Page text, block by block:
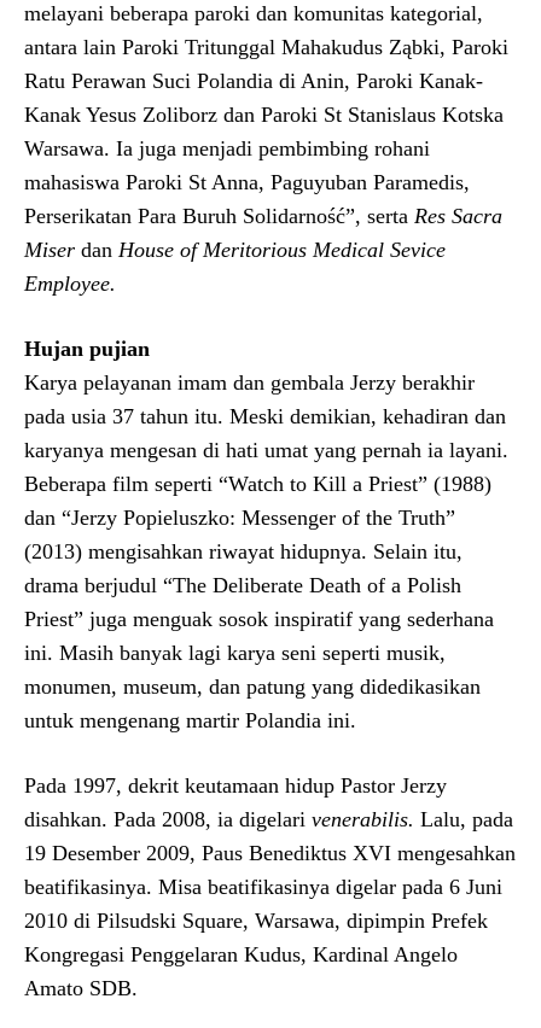
melayani beberapa paroki dan komunitas kategorial,
antara lain Paroki Tritunggal Mahakudus Ząbki, Paroki
Ratu Perawan Suci Polandia di Anin, Paroki Kanak-
Kanak Yesus Zoliborz dan Paroki St Stanislaus Kotska
Warsawa. Ia juga menjadi pembimbing rohani
mahasiswa Paroki St Anna, Paguyuban Paramedis,
Perserikatan Para Buruh Solidarność”, serta Res Sacra
Miser dan House of Meritorious Medical Sevice
Employee.
Hujan pujian
Karya pelayanan imam dan gembala Jerzy berakhir
pada usia 37 tahun itu. Meski demikian, kehadiran dan
karyanya mengesan di hati umat yang pernah ia layani.
Beberapa film seperti “Watch to Kill a Priest” (1988)
dan “Jerzy Popieluszko: Messenger of the Truth”
(2013) mengisahkan riwayat hidupnya. Selain itu,
drama berjudul “The Deliberate Death of a Polish
Priest” juga menguak sosok inspiratif yang sederhana
ini. Masih banyak lagi karya seni seperti musik,
monumen, museum, dan patung yang didedikasikan
untuk mengenang martir Polandia ini.
Pada 1997, dekrit keutamaan hidup Pastor Jerzy
disahkan. Pada 2008, ia digelari venerabilis. Lalu, pada
19 Desember 2009, Paus Benediktus XVI mengesahkan
beatifikasinya. Misa beatifikasinya digelar pada 6 Juni
2010 di Pilsudski Square, Warsawa, dipimpin Prefek
Kongregasi Penggelaran Kudus, Kardinal Angelo
Amato SDB.